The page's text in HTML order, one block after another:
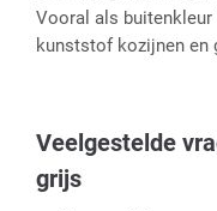
Vooral als
kunststof kozijnen en
Veelgestelde
grijs